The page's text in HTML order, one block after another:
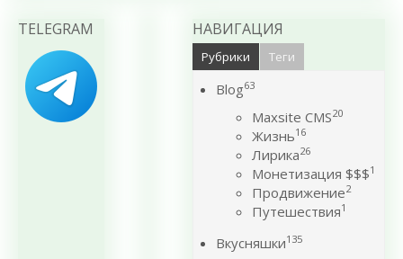
TELEGRAM НАВИГАЦИЯ
Рубрики Теги
Blog63
Maxsite CMS20
Жизнь16
Лирика26
Монетизация $$$1
Продвижение2
Путешествия1
Вкусняшки135